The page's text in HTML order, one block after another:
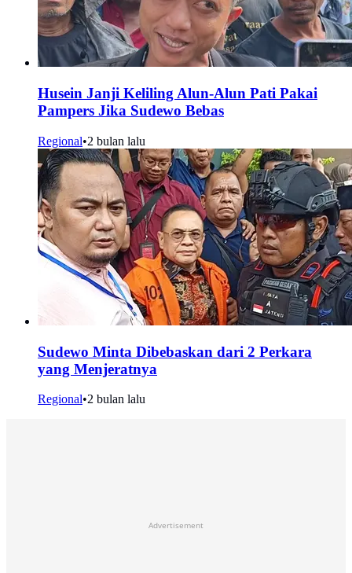
Husein Janji Keliling Alun-Alun Pati Pakai
Pampers Jika Sudewo Bebas
Regional•2 bulan lalu
Sudewo Minta Dibebaskan dari 2 Perkara
yang Menjeratnya
Regional•2 bulan lalu
Advertisement